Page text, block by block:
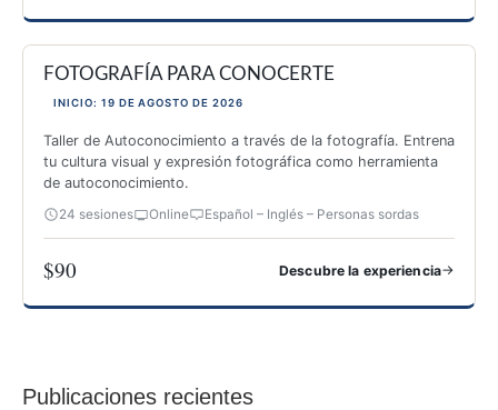
FOTOGRAFÍA PARA CONOCERTE
INICIO: 19 DE AGOSTO DE 2026
Taller de Autoconocimiento a través de la fotografía. Entrena
tu cultura visual y expresión fotográfica como herramienta
de autoconocimiento.
24 sesiones Online Español – Inglés – Personas sordas
$90 Descubre la experiencia→
Publicaciones recientes